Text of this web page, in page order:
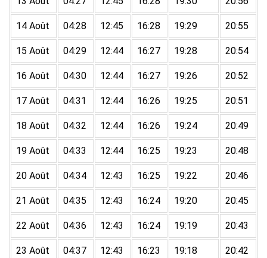
14 Août 04:28 12:45 16:28 19:29 20:55
15 Août 04:29 12:44 16:27 19:28 20:54
16 Août 04:30 12:44 16:27 19:26 20:52
17 Août 04:31 12:44 16:26 19:25 20:51
18 Août 04:32 12:44 16:26 19:24 20:49
19 Août 04:33 12:44 16:25 19:23 20:48
20 Août 04:34 12:43 16:25 19:22 20:46
21 Août 04:35 12:43 16:24 19:20 20:45
22 Août 04:36 12:43 16:24 19:19 20:43
23 Août 04:37 12:43 16:23 19:18 20:42